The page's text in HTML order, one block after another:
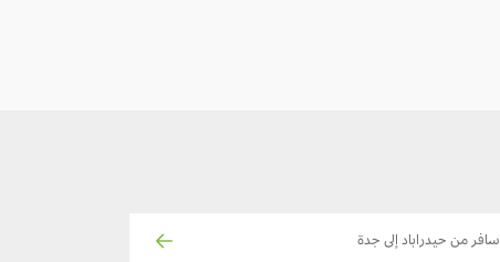
سافر من حيدراباد إلى جدة